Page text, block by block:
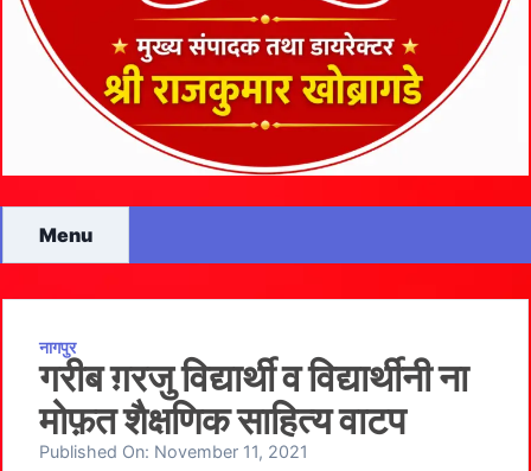
Menu
नागपुर
गरीब ग़रजु विद्यार्थी व विद्यार्थीनी ना
मोफ़त शैक्षणिक साहित्य वाटप
Published On: November 11, 2021